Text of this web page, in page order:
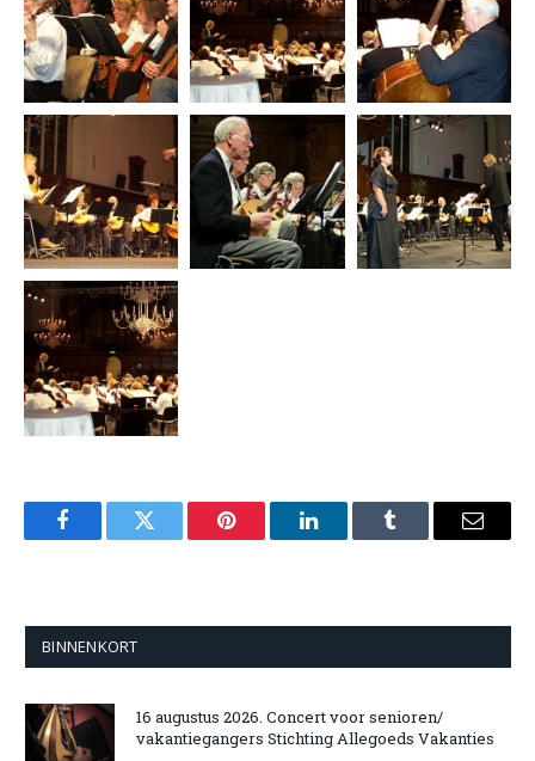
FacebookTwitter Pinterest LinkedInTumblr Email
BINNENKORT
16 augustus 2026. Concert voor senioren/
vakantiegangers Stichting Allegoeds Vakanties